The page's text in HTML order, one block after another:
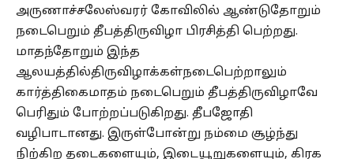
அருணாச்சலேஸ்வரர் கோவிலில் ஆண்டுதோறும்
நடைபெறும் தீபத்திருவிழா பிரசித்தி பெற்றது.
மாதந்தோறும் இந்த
ஆலயத்தில்திருவிழாக்கள்நடைபெற்றாலும்
கார்த்திகைமாதம் நடைபெறும் தீபத்திருவிழாவே
பெரிதும் போற்றப்படுகிறது. தீபஜோதி
வழிபாடானது. இருள்போன்று நம்மை சூழ்ந்து
நிற்கிற தடைகளையும், இடையூறுகளையும், கிரக